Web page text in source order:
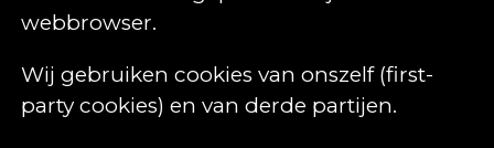
webbrowser.
Wij gebruiken cookies van onszelf (first-
party cookies) en van derde partijen.